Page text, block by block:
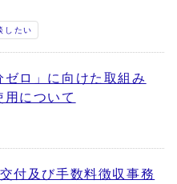
したい
ゼロ」に向けた取組み
について
付及び手数料徴収事務